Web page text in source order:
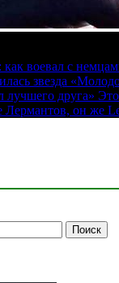
воевал с
звезда
лучшего друга»
он же